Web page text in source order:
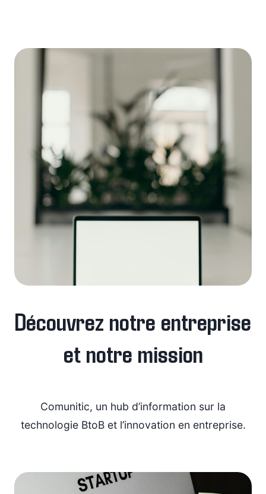
Découvrez notre entreprise
et notre mission
Comunitic, un hub d’information sur la
technologie BtoB et l’innovation en entreprise.